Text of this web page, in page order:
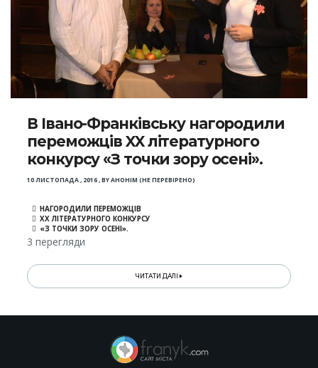
В Івано-Франківську нагородили
переможців XX літературного
конкурсу «З точки зору осені».
10 ЛИСТОПАДА , 2016,BYАНОНІМ (НЕ ПЕРЕВІРЕНО)
НАГОРОДИЛИ ПЕРЕМОЖЦІВ
XX ЛІТЕРАТУРНОГО КОНКУРСУ
«З ТОЧКИ ЗОРУ ОСЕНІ».
3 перегляди
ЧИТАТИ ДАЛІ